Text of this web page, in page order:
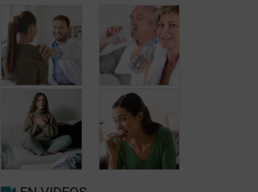
Quand consulter
à nouveau pour
migraine ou
maux de tête?
Prévenir les
maux de tête au
jour le jour